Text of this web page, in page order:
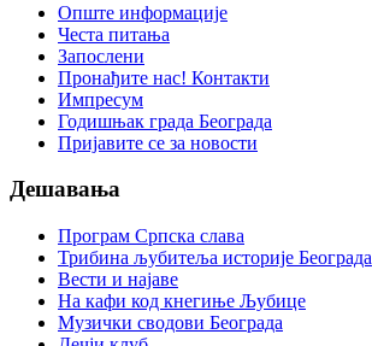
Опште информације
Честа питања
Запослени
Пронађите нас! Контакти
Импресум
Годишњак града Београда
Пријавите се за новости
Дешавања
Програм Српска слава
Трибина љубитеља историје Београда
Beсти и најаве
На кафи код кнегиње Љубице
Музички сводови Београда